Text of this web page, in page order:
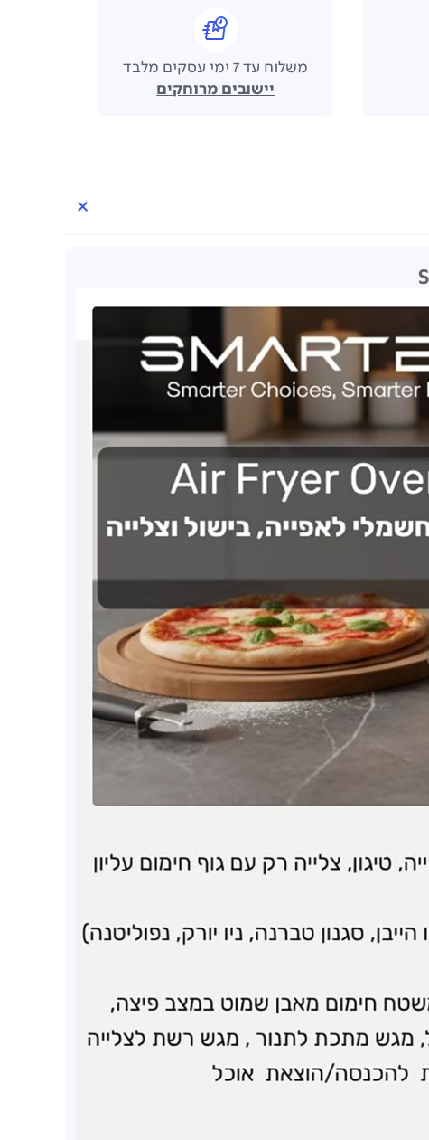
משלוח עד 7 ימי עסקים מלבד
יישובים מרוחקים